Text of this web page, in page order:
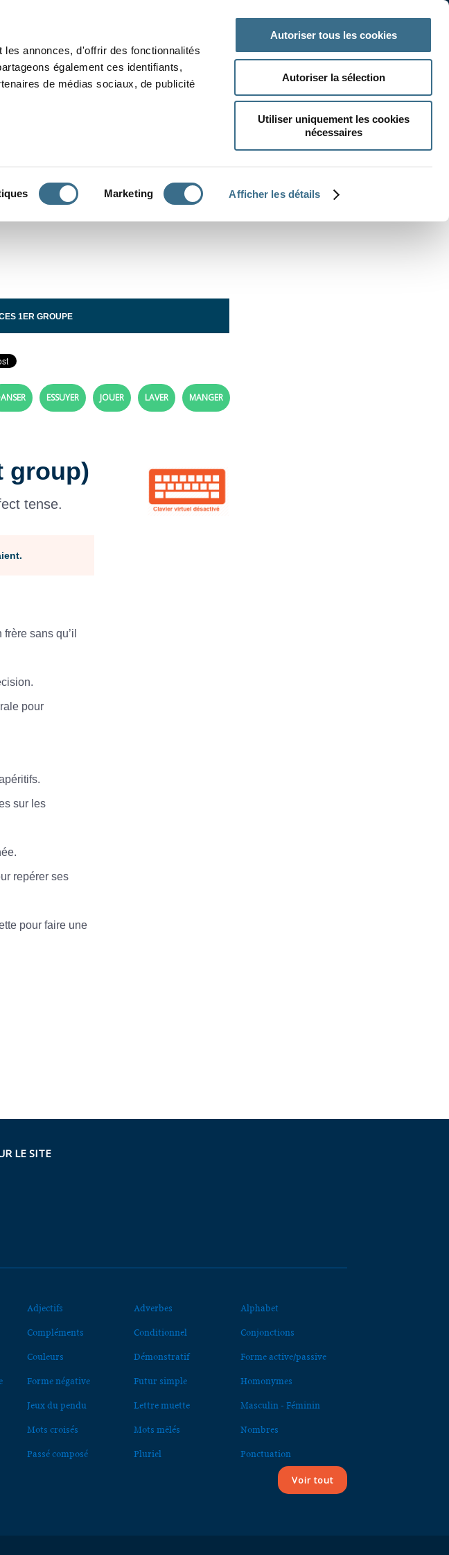
annonces, d'offrir des fonctionnalités
également ces identifiants,
de médias sociaux, de publicité
Marketing Afficher les détails
Autoriser tous les cookies
Autoriser la sélection
Utiliser uniquement les cookies
nécessaires
1ER GROUPE
ESSUYER JOUER LAVER MANGER
group)
tense.
sans qu’il
pour
sur les
repérer ses
pour faire une
LE SITE
Adjectifs Adverbes Alphabet
Compléments Conditionnel Conjonctions
Couleurs Démonstratif Forme active/passive
Forme négative Futur simple Homonymes
Jeux du pendu Lettre muette Masculin - Féminin
Mots croisés Mots mêlés Nombres
Passé composé Pluriel Ponctuation
Voir tout